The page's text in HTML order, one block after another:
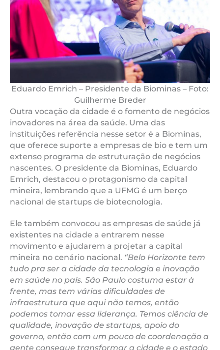
Eduardo Emrich – Presidente da Biominas – Foto:
Guilherme Breder
Outra vocação da cidade é o fomento de negócios
inovadores na área da saúde. Uma das
instituições referência nesse setor é a Biominas,
que oferece suporte a empresas de bio e tem um
extenso programa de estruturação de negócios
nascentes. O presidente da Biominas, Eduardo
Emrich, destacou o protagonismo da capital
mineira, lembrando que a UFMG é um berço
nacional de startups de biotecnologia.
Ele também convocou as empresas de saúde já
existentes na cidade a entrarem nesse
movimento e ajudarem a projetar a capital
mineira no cenário nacional. “Belo Horizonte tem
tudo pra ser a cidade da tecnologia e inovação
em saúde no país. São Paulo costuma estar à
frente, mas tem várias dificuldades de
infraestrutura que aqui não temos, então
podemos tomar essa liderança. Temos ciência de
qualidade, inovação de startups, apoio do
governo, então com um pouco de coordenação a
gente consegue transformar a cidade e o estado